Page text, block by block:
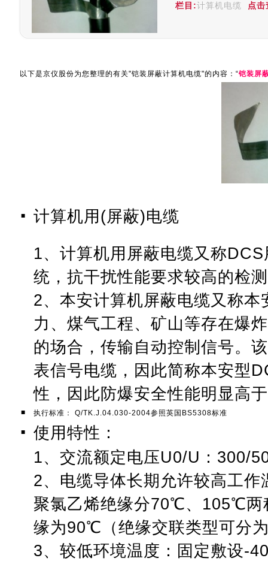
栏目:计算机电缆 点
以下是京仪股份为您整理的有关"铠装屏蔽计算机电缆"的内容：“铠装屏
■
计算机用(屏蔽)电缆
1、计算机用屏蔽电缆又称
统，抗干扰性能要求较高的检
2、本安计算机屏蔽电缆又称
力、煤气工程、矿山等存在爆
的场合，传输自动控制信号。
表信号电缆，因此简称本安型
性，因此防爆安全性能明显高
■ 执行标准： Q/TK.J.04.030-2004参照英国BS5308标准
■
使用特性：
1、交流额定电压U0/U：300/
2、电缆导体长期允许较高工作
聚氯乙烯绝缘分70℃、105℃两
缘为90℃（绝缘交联类型可分
3、较低环境温度：固定敷设-